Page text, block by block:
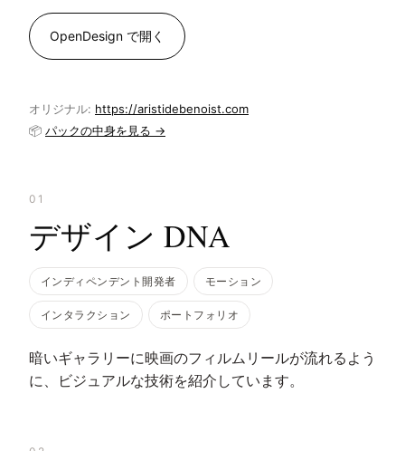
OpenDesign で開く
オリジナル: https://aristidebenoist.com
📦 パックの中身を見る →
01
デザイン DNA
インディペンデント開発者 モーション
インタラクション ポートフォリオ
暗いギャラリーに映画のフィルムリールが流れるよう
に、ビジュアルな技術を紹介しています。